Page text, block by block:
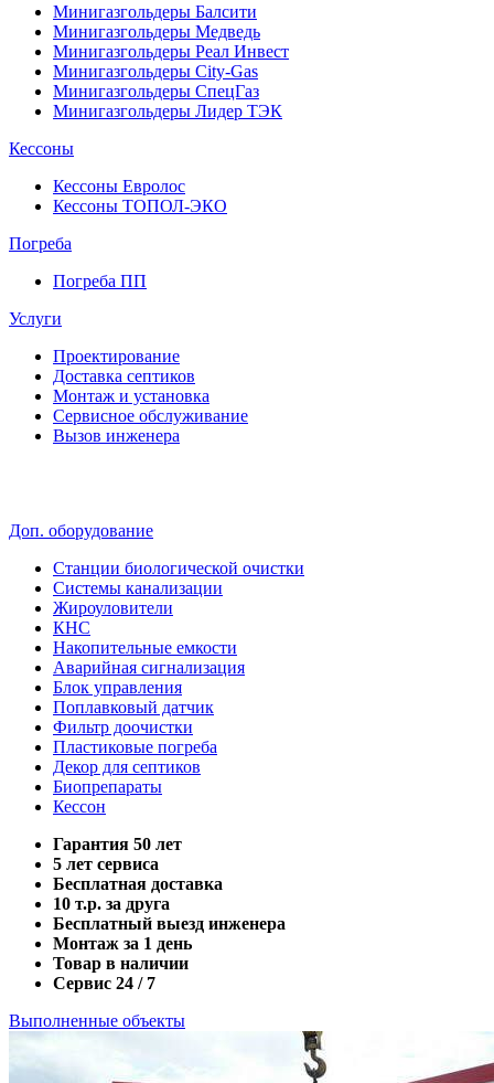
Минигазгольдеры Балсити
Минигазгольдеры Медведь
Минигазгольдеры Реал Инвест
Минигазгольдеры City-Gas
Минигазгольдеры СпецГаз
Минигазгольдеры Лидер ТЭК
Кессоны
Кессоны Евролос
Кессоны ТОПОЛ-ЭКО
Погребa
Погреба ПП
Услуги
Проектирование
Доставка септиков
Монтаж и установка
Сервисное обслуживание
Вызов инженера
Доп. оборудование
Станции биологической очистки
Системы канализации
Жироуловители
КНС
Накопительные емкости
Аварийная сигнализация
Блок управления
Поплавковый датчик
Фильтр доочистки
Пластиковые погреба
Декор для септиков
Биопрепараты
Кессон
Гарантия 50 лет
5 лет сервиса
Бесплатная доставка
10 т.р. за друга
Бесплатный выезд инженера
Монтаж за 1 день
Товар в наличии
Сервис 24 / 7
Выполненные объекты